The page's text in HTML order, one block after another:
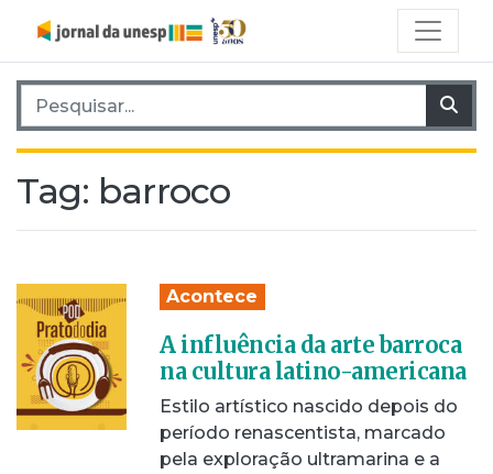
Pesquisar por:
Tag: barroco
Acontece
A influência da arte barroca
na cultura latino-americana
Estilo artístico nascido depois do
período renascentista, marcado
pela exploração ultramarina e a